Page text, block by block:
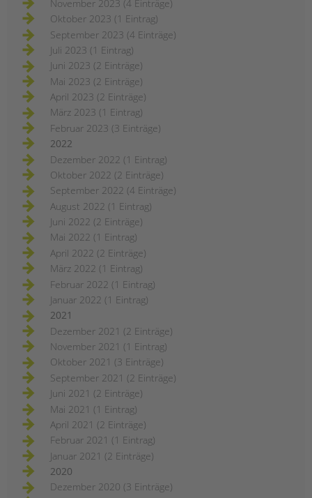
November 2023 (4 Einträge)
Oktober 2023 (1 Eintrag)
September 2023 (4 Einträge)
Juli 2023 (1 Eintrag)
Juni 2023 (2 Einträge)
Mai 2023 (2 Einträge)
April 2023 (2 Einträge)
März 2023 (1 Eintrag)
Februar 2023 (3 Einträge)
2022
Dezember 2022 (1 Eintrag)
Oktober 2022 (2 Einträge)
September 2022 (4 Einträge)
August 2022 (1 Eintrag)
Juni 2022 (2 Einträge)
Mai 2022 (1 Eintrag)
April 2022 (2 Einträge)
März 2022 (1 Eintrag)
Februar 2022 (1 Eintrag)
Januar 2022 (1 Eintrag)
2021
Dezember 2021 (2 Einträge)
November 2021 (1 Eintrag)
Oktober 2021 (3 Einträge)
September 2021 (2 Einträge)
Juni 2021 (2 Einträge)
Mai 2021 (1 Eintrag)
April 2021 (2 Einträge)
Februar 2021 (1 Eintrag)
Januar 2021 (2 Einträge)
2020
Dezember 2020 (3 Einträge)